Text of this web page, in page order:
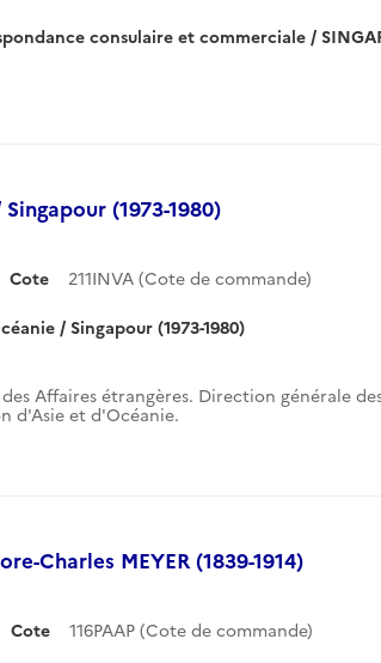
consulaire et commerciale /
(1973-1980)
Cote 211INVA (Cote de commande)
/ Singapour (1973-1980)
Affaires étrangères. Direction générale
d'Asie et d'Océanie.
Charles MEYER (1839-1914)
Cote 116PAAP (Cote de commande)